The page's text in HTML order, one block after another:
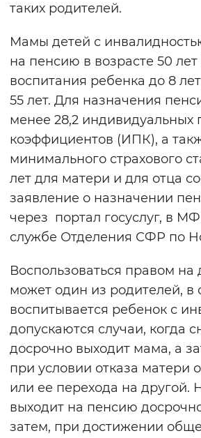
Воспроизвести
Вернуть
таких родителей.
Мамы детей с
на пенсию в возрасте 50
воспитания ребенка до 8
55 лет. Для назначения
менее 28,2 индивидуальных
коэффициентов (ИПК), а
минимального страхового
лет для матери и для отца
заявление о назначении
через портал госуслуг, в
службе Отделения СФР по
Воспользоваться правом
может один из родителей, в
воспитывается ребенок с
допускаются случаи, когда
досрочно выходит мама, а
при условии отказа матери
или ее перехода на другой.
выходит на пенсию
затем, при достижении